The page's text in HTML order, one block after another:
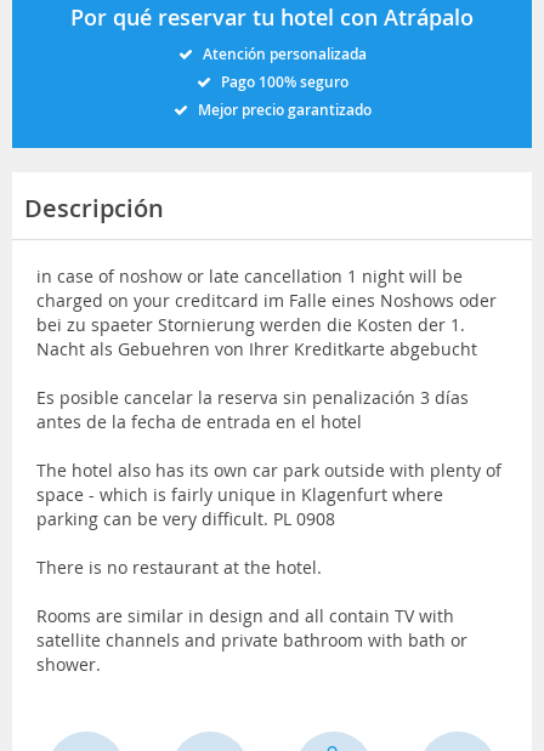
Por qué reservar tu hotel con Atrápalo
Atención personalizada
Pago 100% seguro
Mejor precio garantizado
Descripción
in case of noshow or late cancellation 1 night will be
charged on your creditcard im Falle eines Noshows oder
bei zu spaeter Stornierung werden die Kosten der 1.
Nacht als Gebuehren von Ihrer Kreditkarte abgebucht
Es posible cancelar la reserva sin penalización 3 días
antes de la fecha de entrada en el hotel
The hotel also has its own car park outside with plenty of
space - which is fairly unique in Klagenfurt where
parking can be very difficult. PL 0908
There is no restaurant at the hotel.
Rooms are similar in design and all contain TV with
satellite channels and private bathroom with bath or
shower.